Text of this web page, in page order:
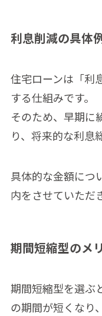
利息削減の具体
住宅ローンは「利
する仕組みです。
そのため、早期に
り、将来的な利息
具体的な金額につ
内をさせていただ
期間短縮型のメ
期間短縮型を選ぶ
の期間が短くなり